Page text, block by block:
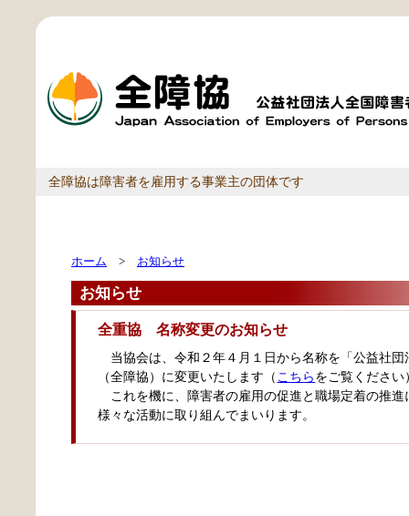
全障協は障害者を雇用する事業主の団体です
ホーム > お知らせ
お知らせ
全重協 名称変更のお知らせ
当協会は、令和２年４月１日から名称を「公益社
（全障協）に変更いたします（ こちらをご覧ください
これを機に、障害者の雇用の促進と職場定着の推
様々な活動に取り組んでまいります。